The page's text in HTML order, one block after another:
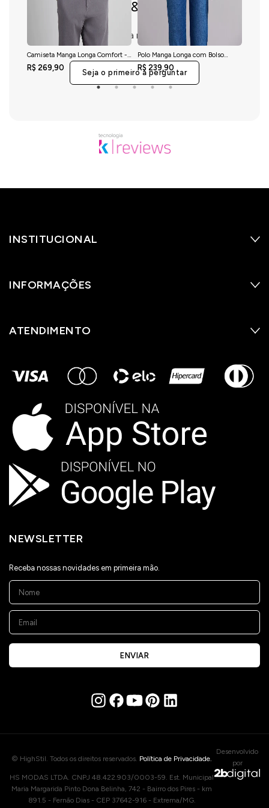
Camiseta Manga Longa Comfort -
R$ 269,90
Polo Manga Longa com Bolso
Comfort Premium - Azul Marinho
R$ 239,90
Perguntas & respostas
Este produto ainda não tem perguntas
Seja o primeiro a perguntar
INSTITUCIONAL
INFORMAÇÕES
ATENDIMENTO
NEWSLETTER
Receba nossas novidades em primeira mão.
ENVIAR
© HighStil. Todos os direitos reservados. Política de Privacidade.
HS MODAS LTDA. CNPJ 48.422.903/0003-59. Est. Municipal
Maria Margarida Pinto Dona Belinha, 742 - Bairro dos Pires - km
891.5 - Fernão Dias - CEP 37642-916 - Extrema/MG.
Desenvolvido
por